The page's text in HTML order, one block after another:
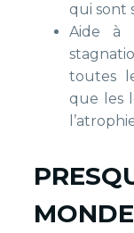
qui sont
Aide à
toutes
que les